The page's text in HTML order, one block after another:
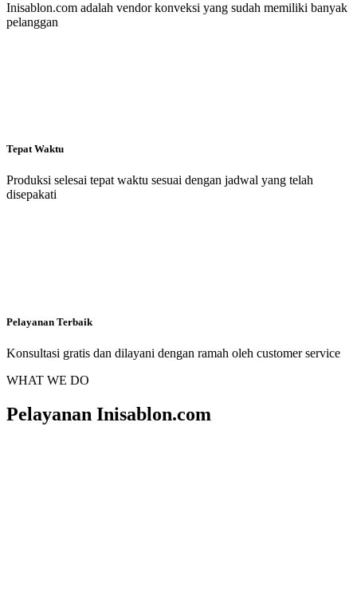
Inisablon.com adalah vendor konveksi yang sudah memiliki banyak
pelanggan
Tepat Waktu
Produksi selesai tepat waktu sesuai dengan jadwal yang telah
disepakati
Pelayanan Terbaik
Konsultasi gratis dan dilayani dengan ramah oleh customer service
WHAT WE DO
Pelayanan Inisablon.com